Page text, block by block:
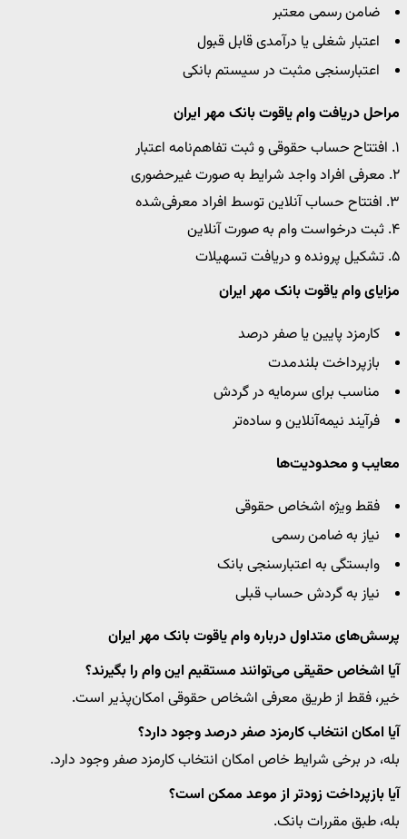
ضامن رسمی معتبر
اعتبار شغلی یا درآمدی قابل قبول
اعتبارسنجی مثبت در سیستم بانکی
مراحل دریافت وام یاقوت بانک مهر ایران
۱. افتتاح حساب حقوقی و ثبت تفاهم‌نامه اعتبار
۲. معرفی افراد واجد شرایط به صورت غیرحضوری
۳. افتتاح حساب آنلاین توسط افراد معرفی‌شده
۴. ثبت درخواست وام به صورت آنلاین
۵. تشکیل پرونده و دریافت تسهیلات
مزایای وام یاقوت بانک مهر ایران
کارمزد پایین یا صفر درصد
بازپرداخت بلندمدت
مناسب برای سرمایه در گردش
فرآیند نیمه‌آنلاین و ساده‌تر
معایب و محدودیت‌ها
فقط ویژه اشخاص حقوقی
نیاز به ضامن رسمی
وابستگی به اعتبارسنجی بانک
نیاز به گردش حساب قبلی
پرسش‌های متداول درباره وام یاقوت بانک مهر ایران
آیا اشخاص حقیقی می‌توانند مستقیم این وام را بگیرند؟
خیر، فقط از طریق معرفی اشخاص حقوقی امکان‌پذیر است.
آیا امکان انتخاب کارمزد صفر درصد وجود دارد؟
بله، در برخی شرایط خاص امکان انتخاب کارمزد صفر وجود دارد.
آیا بازپرداخت زودتر از موعد ممکن است؟
بله، طبق مقررات بانک.